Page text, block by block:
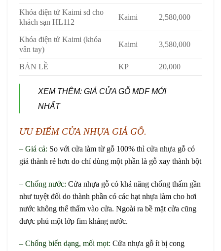
Khóa điện tử Kaimi sd cho
khách sạn HL112
Kaimi 2,580,000
Khóa điện tử Kaimi (khóa
vân tay)
Kaimi 3,580,000
BẢN LỀ KP 20,000
XEM THÊM: GIÁ CỬA GỖ MDF MỚI
NHẤT
ƯU ĐIỂM CỬA NHỰA GIẢ GỖ.
– Giá cả: So với cửa làm từ gỗ 100% thì cửa nhựa gỗ có
giá thành rẻ hơn do chỉ dùng một phần là gỗ xay thành bột
– Chống nước: Cửa nhựa gỗ có khả năng chống thấm gần
như tuyệt đối do thành phần có các hạt nhựa làm cho hơi
nước không thể thấm vào cửa. Ngoài ra bề mặt cửa cũng
được phủ một lớp fim kháng nước.
– Chống biến dạng, mối mọt: Cửa nhựa gỗ ít bị cong